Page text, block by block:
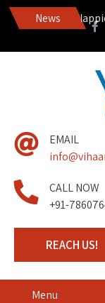
News
to Live in a
EMAIL
CALL NOW
+91-
REACH US!
Menu